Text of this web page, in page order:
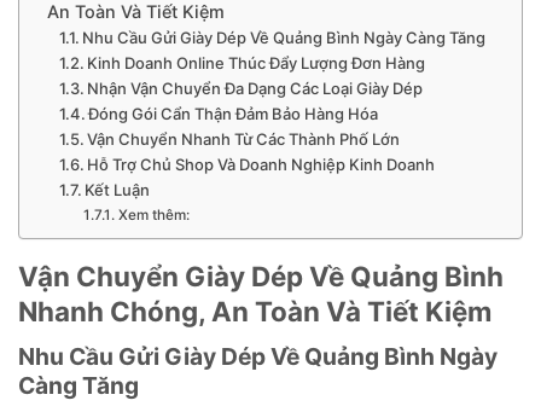
An Toàn Và Tiết Kiệm
Nhu Cầu Gửi Giày Dép Về Quảng Bình Ngày Càng Tăng
Kinh Doanh Online Thúc Đẩy Lượng Đơn Hàng
Nhận Vận Chuyển Đa Dạng Các Loại Giày Dép
Đóng Gói Cẩn Thận Đảm Bảo Hàng Hóa
Vận Chuyển Nhanh Từ Các Thành Phố Lớn
Hỗ Trợ Chủ Shop Và Doanh Nghiệp Kinh Doanh
Kết Luận
Xem thêm:
Vận Chuyển Giày Dép Về Quảng Bình
Nhanh Chóng, An Toàn Và Tiết Kiệm
Nhu Cầu Gửi Giày Dép Về Quảng Bình Ngày
Càng Tăng